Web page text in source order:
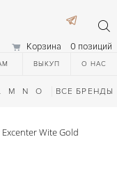
Корзина 0 позиций
ВЫКУП О НАС
M N O Q R S T
ВСЕ БРЕНДЫ
Wite Gold